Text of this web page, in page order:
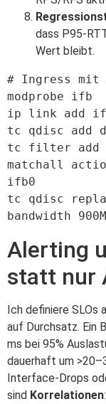
dass P95-
Wert bleibt.
# Ingress
modprobe ifb
ip link add
tc qdisc add
tc filter add
matchall
ifb0
tc qdisc
bandwidth
Alerting
statt nur
Ich definiere SLOs
auf Durchsatz. Ein
ms bei 95%
dauerhaft um
Interface-Drops
sind Korrelationen